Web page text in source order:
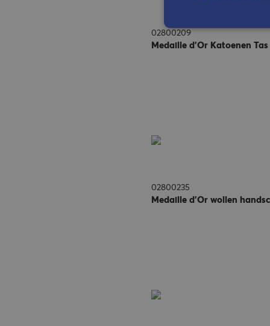
02800209
Medaille d'Or Katoenen
02800235
Medaille d'Or wollen